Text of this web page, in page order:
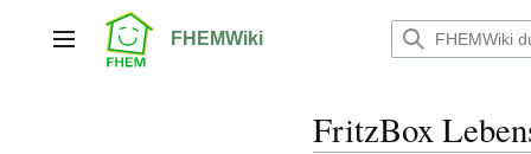
springenHauptmenü FHEMWiki
FritzBox